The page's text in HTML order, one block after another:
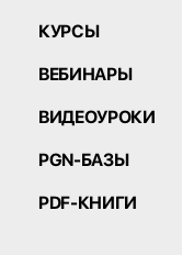
КУРСЫ
ВЕБИНАРЫ
ВИДЕОУРОКИ
PGN-БАЗЫ
PDF-КНИГИ